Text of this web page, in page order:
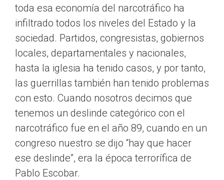
toda esa economía del narcotráfico ha
infiltrado todos los niveles del Estado y la
sociedad. Partidos, congresistas, gobiernos
locales, departamentales y nacionales,
hasta la iglesia ha tenido casos, y por tanto,
las guerrillas también han tenido problemas
con esto. Cuando nosotros decimos que
tenemos un deslinde categórico con el
narcotráfico fue en el año 89, cuando en un
congreso nuestro se dijo “hay que hacer
ese deslinde”, era la época terrorífica de
Pablo Escobar.